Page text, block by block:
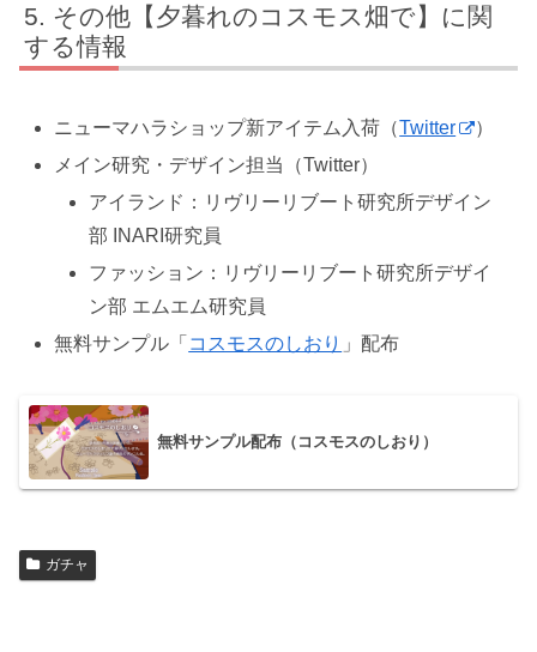
その他【夕暮れのコスモス畑で】に関
する情報
ニューマハラショップ新アイテム入荷（Twitter
）
メイン研究・デザイン担当（Twitter）
アイランド：リヴリーリブート研究所デザイン
部 INARI研究員
ファッション：リヴリーリブート研究所デザイ
ン部 エムエム研究員
無料サンプル「 コスモスのしおり 」配布
無料サンプル配布（コスモスのしおり）
ガチャ